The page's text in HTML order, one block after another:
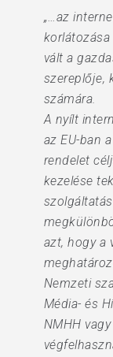
„…az
vált a
szereplője,
számára.
A nyílt
az EU-ban
rendelet
kezelése
azt, hogy a
Nemzeti
Média- és
NMHH